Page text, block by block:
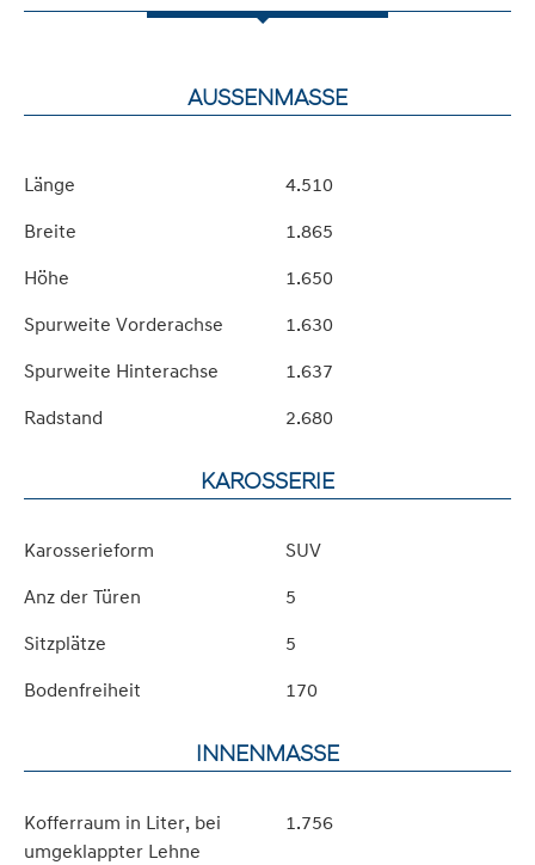
AUSSENMASSE
Länge
4.510
Breite
1.865
Höhe
1.650
Spurweite Vorderachse
1.630
Spurweite Hinterachse
1.637
Radstand
2.680
KAROSSERIE
Karosserieform
SUV
Anz der Türen
5
Sitzplätze
5
Bodenfreiheit
170
INNENMASSE
Kofferraum in Liter, bei
umgeklappter Lehne
1.756